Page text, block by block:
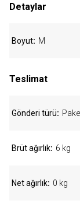
Detaylar
Boyut M
Teslimat
Gönderi türü
Brüt ağırlık 6 kg
Net ağırlık 0 kg